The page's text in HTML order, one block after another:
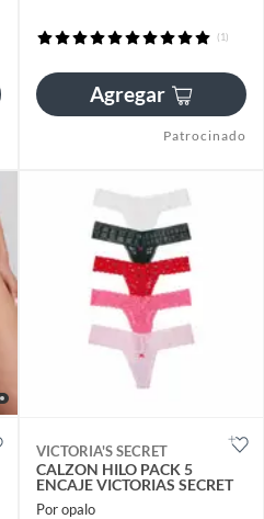
(1)
Agregar
Patrocinado
VICTORIA'S SECRET
CALZON HILO PACK 5
ENCAJE VICTORIAS SECRET
Por opalo